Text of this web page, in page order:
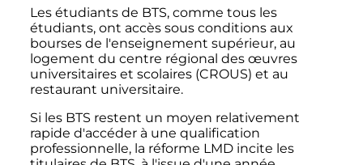
Les étudiants de BTS, comme tous les
étudiants, ont accès sous conditions aux
bourses de l'enseignement supérieur, au
logement du centre régional des œuvres
universitaires et scolaires (CROUS) et au
restaurant universitaire.
Si les BTS restent un moyen relativement
rapide d'accéder à une qualification
professionnelle, la réforme LMD incite les